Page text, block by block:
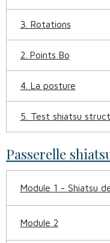
3. Rotations
2. Points Bo
4. La posture
5. Test shiatsu
Passerelle
Module 1 - Shiatsu
Module 2